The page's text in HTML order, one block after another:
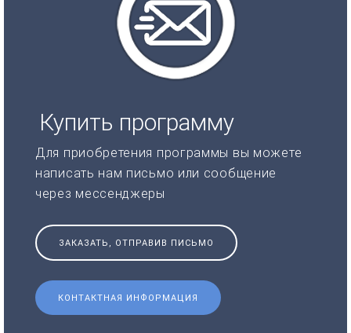
Купить программу
Для приобретения программы вы можете
написать нам письмо или сообщение
через мессенджеры
ЗАКАЗАТЬ, ОТПРАВИВ ПИСЬМО
КОНТАКТНАЯ ИНФОРМАЦИЯ